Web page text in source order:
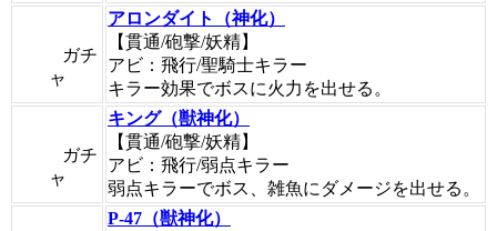
ガチ
ャ
アロンダイト（神化）
【貫通/砲撃/妖精】
アビ：飛行/聖騎士キラー
キラー効果でボスに火力を出せる。
ガチ
ャ
キング（獣神化）
【貫通/砲撃/妖精】
アビ：飛行/弱点キラー
弱点キラーでボス、雑魚にダメージを出せる。
P-47（獣神化）